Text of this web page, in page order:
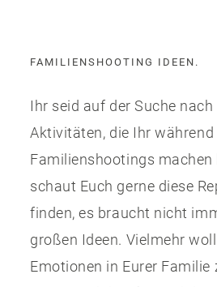
FAMILIENSHOOTING IDEEN.
Ihr seid auf der Suche
Aktivitäten, die Ihr während
Familienshootings machen
schaut Euch gerne diese
finden, es braucht nicht
großen Ideen. Vielmehr
Emotionen in Eurer Familie